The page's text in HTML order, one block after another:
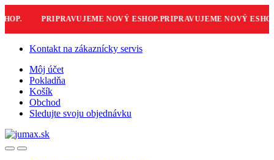
PRIPRAVUJEME NOVÝ ESHOP.PRIPRAVUJEME NOVÝ ESHOP.
Skip
navigation
Skip
content
Kontakt na zákaznícky servis
Môj účet
Pokladňa
Košík
Obchod
Sledujte svoju objednávku